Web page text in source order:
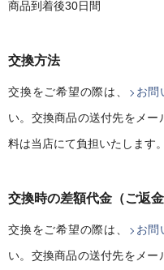
商品到着後30日間
交換方法
交換をご希望の際は、 お問
い。交換商品の送付先をメ
料は当店にて負担いたします。
交換時の差額代金（ご返金
交換をご希望の際は、 お問
い。交換商品の送付先をメ